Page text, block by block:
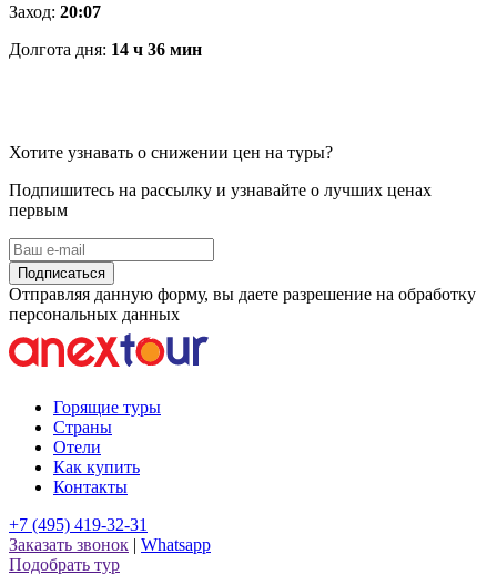
Заход: 20:07
Долгота дня: 14 ч 36 мин
Хотите узнавать о снижении цен на туры?
Подпишитесь на рассылку и узнавайте о лучших ценах
первым
Подписаться
Отправляя данную форму, вы даете разрешение на обработку
персональных данных
Горящие туры
Страны
Отели
Как купить
Контакты
+7 (495) 419-32-31
Заказать звонок | Whatsapp
Подобрать тур